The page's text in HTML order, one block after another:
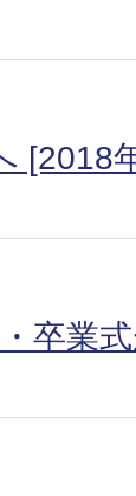
[2018
卒業